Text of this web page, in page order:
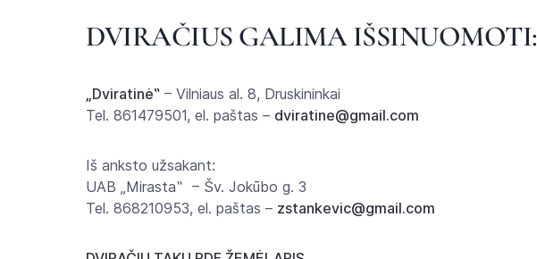
DVIRAČIUS GALIMA IŠSINUOMOTI:
„Dviratinė‟ – Vilniaus al. 8, Druskininkai
Tel. 861479501, el. paštas – dviratine@gmail.com
Iš anksto užsakant:
UAB „Mirasta‟ – Šv. Jokūbo g. 3
Tel. 868210953, el. paštas – zstankevic@gmail.com